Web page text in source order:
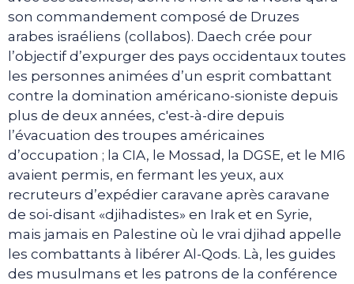
son commandement composé de Druzes
arabes israéliens (collabos). Daech crée pour
l’objectif d’expurger des pays occidentaux toutes
les personnes animées d’un esprit combattant
contre la domination américano-sioniste depuis
plus de deux années, c'est-à-dire depuis
l’évacuation des troupes américaines
d’occupation ; la CIA, le Mossad, la DGSE, et le MI6
avaient permis, en fermant les yeux, aux
recruteurs d’expédier caravane après caravane
de soi-disant «djihadistes» en Irak et en Syrie,
mais jamais en Palestine où le vrai djihad appelle
les combattants à libérer Al-Qods. Là, les guides
des musulmans et les patrons de la conférence